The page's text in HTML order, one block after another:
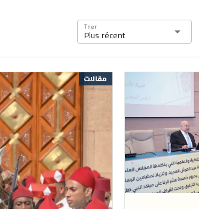
Plus récent
Trier arrow_drop_down
مقالات